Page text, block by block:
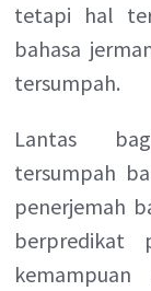
tetapi hal
bahasa
tersumpah.
Lantas
tersumpah
penerjemah
berpredikat